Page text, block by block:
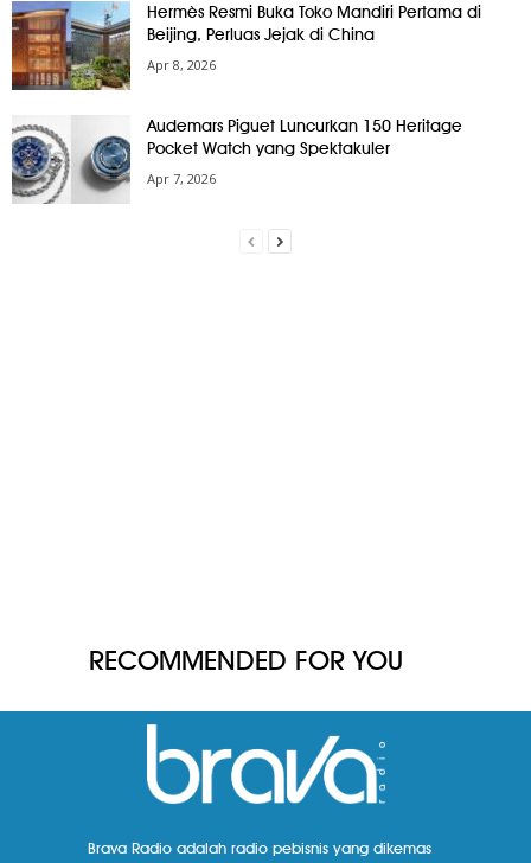
Hermès Resmi Buka Toko Mandiri Pertama di
Beijing, Perluas Jejak di China
Apr 8, 2026
Audemars Piguet Luncurkan 150 Heritage
Pocket Watch yang Spektakuler
Apr 7, 2026
RECOMMENDED FOR YOU
Brava Radio adalah radio pebisnis yang dikemas